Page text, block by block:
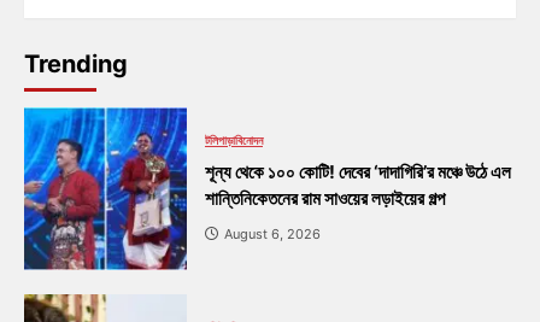
Trending
টলিপাড়াবিনোদন
শূন্য থেকে ১০০ কোটি! দেবের ‘দাদাগিরি’র মঞ্চে উঠে এল
শান্তিনিকেতনের রাম সাওয়ের লড়াইয়ের গল্প
August 6, 2026